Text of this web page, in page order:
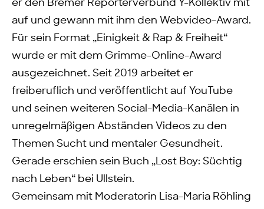
er den Bremer Reporterverbund Y-Kollektiv mit
auf und gewann mit ihm den Webvideo-Award.
Für sein Format „Einigkeit & Rap & Freiheit“
wurde er mit dem Grimme-Online-Award
ausgezeichnet. Seit 2019 arbeitet er
freiberuflich und veröffentlicht auf YouTube
und seinen weiteren Social-Media-Kanälen in
unregelmäßigen Abständen Videos zu den
Themen Sucht und mentaler Gesundheit.
Gerade erschien sein Buch „Lost Boy: Süchtig
nach Leben“ bei Ullstein.
Gemeinsam mit Moderatorin Lisa-Maria Röhling